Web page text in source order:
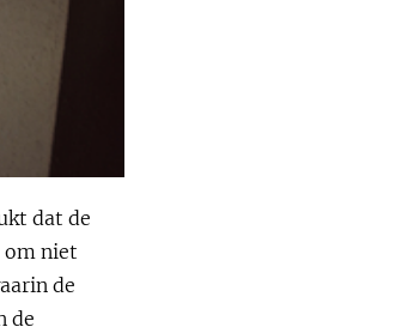
dat de
om niet
de
de